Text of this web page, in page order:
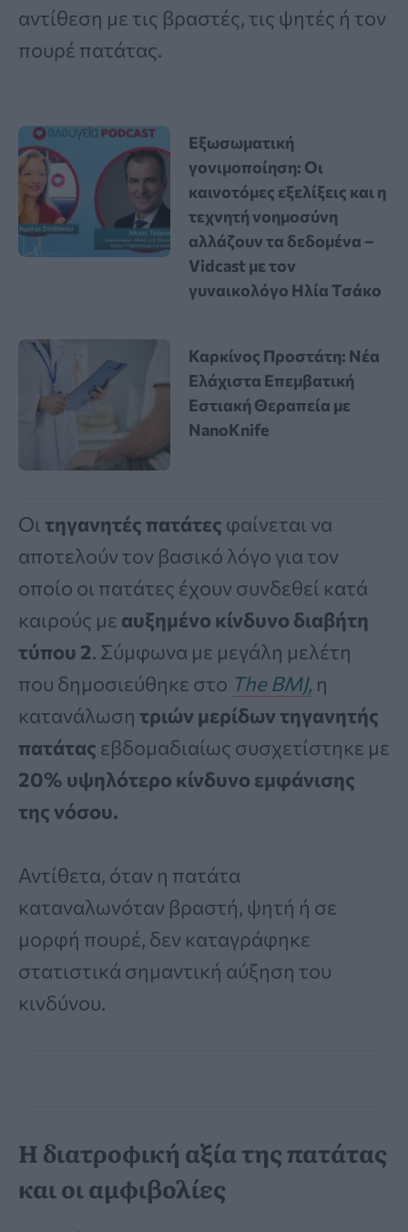
αντίθεση με τις βραστές, τις ψητές ή τον
πουρέ πατάτας.
Εξωσωματική
γονιμοποίηση: Οι
καινοτόμες εξελίξεις και η
τεχνητή νοημοσύνη
αλλάζουν τα δεδομένα –
Vidcast με τον
γυναικολόγο Ηλία Τσάκο
Καρκίνος Προστάτη: Νέα
Ελάχιστα Επεμβατική
Εστιακή Θεραπεία με
NanoKnife
Οι τηγανητές πατάτες φαίνεται να
αποτελούν τον βασικό λόγο για τον
οποίο οι πατάτες έχουν συνδεθεί κατά
καιρούς με αυξημένο κίνδυνο διαβήτη
τύπου 2. Σύμφωνα με μεγάλη μελέτη
που δημοσιεύθηκε στο The BMJ, η
κατανάλωση τριών μερίδων τηγανητής
πατάτας εβδομαδιαίως συσχετίστηκε με
20% υψηλότερο κίνδυνο εμφάνισης
της νόσου.
Αντίθετα, όταν η πατάτα
καταναλωνόταν βραστή, ψητή ή σε
μορφή πουρέ, δεν καταγράφηκε
στατιστικά σημαντική αύξηση του
κινδύνου.
Η διατροφική αξία της πατάτας
και οι αμφιβολίες